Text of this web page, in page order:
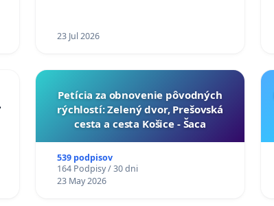
23 Jul 2026
​Petícia za obnovenie pôvodných
rýchlostí: Zelený dvor, Prešovská
cesta a cesta Košice - Šaca
539 podpisov
164 Podpisy / 30 dni
23 May 2026